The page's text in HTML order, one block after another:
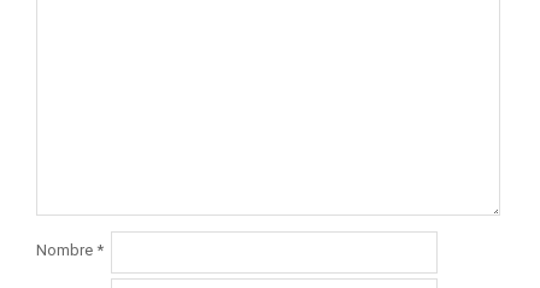
Nombre *